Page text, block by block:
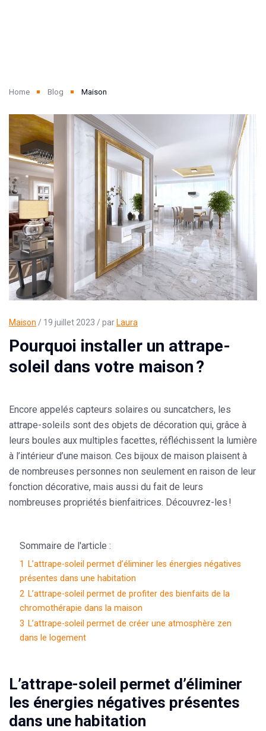
Home Blog Maison
Maison / 19 juillet 2023 / par Laura
Pourquoi installer un attrape-
soleil dans votre maison ?
Encore appelés capteurs solaires ou suncatchers, les
attrape-soleils sont des objets de décoration qui, grâce à
leurs boules aux multiples facettes, réfléchissent la lumière
à l’intérieur d’une maison. Ces bijoux de maison plaisent à
de nombreuses personnes non seulement en raison de leur
fonction décorative, mais aussi du fait de leurs
nombreuses propriétés bienfaitrices. Découvrez-les !
Sommaire de l'article :
1
L’attrape-soleil permet d’éliminer les énergies négatives
présentes dans une habitation
2 L’attrape-soleil permet de profiter des bienfaits de la
chromothérapie dans la maison
3 L’attrape-soleil permet de créer une atmosphère zen
dans le logement
L’attrape-soleil permet d’éliminer
les énergies négatives présentes
dans une habitation